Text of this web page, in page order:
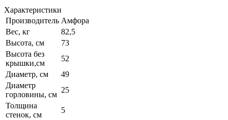
Характеристики
Производитель Амфора
Вес, кг
82,5
Высота, см
73
Высота без
крышки,см
52
Диаметр, см
49
Диаметр
горловины, см
25
Толщина
стенок, см
5